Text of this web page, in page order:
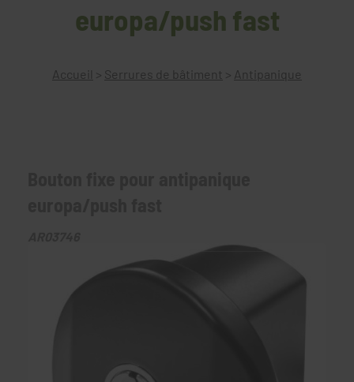
europa/push fast
Accueil > Serrures de bâtiment > Antipanique